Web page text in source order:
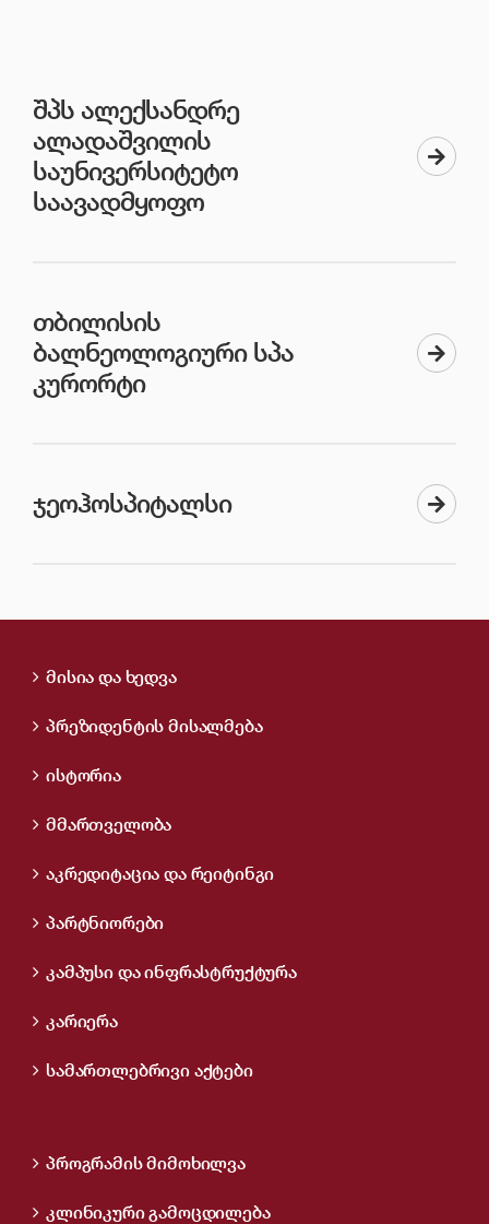
ᲨᲞᲡ ᲐᲚᲔᲥᲡᲐᲜᲓᲠᲔ
ᲐᲚᲐᲓᲐᲨᲕᲘᲚᲘᲡ
ᲡᲐᲣᲜᲘᲕᲔᲠᲡᲘᲢᲔᲢᲝ
ᲡᲐᲐᲕᲐᲓᲛᲧᲝᲤᲝ
ᲗᲑᲘᲚᲘᲡᲘᲡ
ᲑᲐᲚᲜᲔᲝᲚᲝᲒᲘᲣᲠᲘ ᲡᲞᲐ
ᲙᲣᲠᲝᲠᲢᲘ
ᲯᲔᲝᲰᲝᲡᲞᲘᲢᲐᲚᲡᲘ
მისია და ხედვა
პრეზიდენტის მისალმება
ისტორია
მმართველობა
აკრედიტაცია და რეიტინგი
პარტნიორები
კამპუსი და ინფრასტრუქტურა
კარიერა
სამართლებრივი აქტები
პროგრამის მიმოხილვა
კლინიკური გამოცდილება